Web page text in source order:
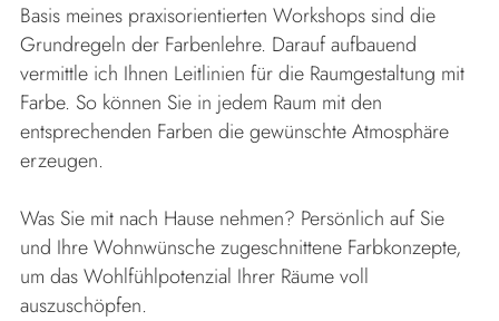
Basis meines praxisorientierten Workshops sind die
Grundregeln der Farbenlehre. Darauf aufbauend
vermittle ich Ihnen Leitlinien für die Raumgestaltung mit
Farbe. So können Sie in jedem Raum mit den
entsprechenden Farben die gewünschte Atmosphäre
erzeugen.
Was Sie mit nach Hause nehmen? Persönlich auf Sie
und Ihre Wohnwünsche zugeschnittene Farbkonzepte,
um das Wohlfühlpotenzial Ihrer Räume voll
auszuschöpfen.